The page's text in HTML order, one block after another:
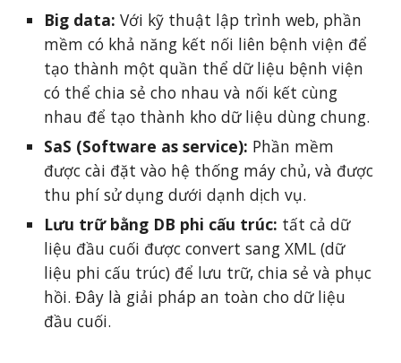
Big data: Với kỹ thuật lập trình web, phần
mềm có khả năng kết nối liên bệnh viện để
tạo thành một quần thể dữ liệu bệnh viện
có thể chia sẻ cho nhau và nối kết cùng
nhau để tạo thành kho dữ liệu dùng chung.
SaS (Software as service): Phần mềm
được cài đặt vào hệ thống máy chủ, và được
thu phí sử dụng dưới dạnh dịch vụ.
Lưu trữ bằng DB phi cấu trúc: tất cả dữ
liệu đầu cuối được convert sang XML (dữ
liệu phi cấu trúc) để lưu trữ, chia sẻ và phục
hồi. Đây là giải pháp an toàn cho dữ liệu
đầu cuối.